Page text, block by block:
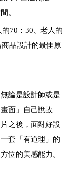
。
70：30、老人的
品設計的最佳原
論是設計師或是
面」自己說故
之後，面對好設
套「有道理」的
位的美感能力。